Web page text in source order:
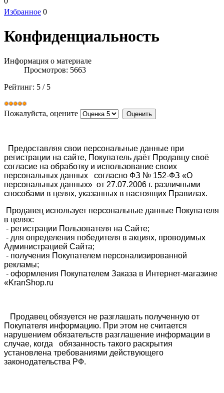
Избранное 0
Конфиденциальность
Информация о материале
Просмотров: 5663
Рейтинг: 5 / 5
Пожалуйста, оцените
Предоставляя свои персональные данные при
регистрации на сайте, Покупатель даёт Продавцу своё
согласие на обработку и использование своих
персональных данных согласно ФЗ № 152-ФЗ «О
персональных данных» от 27.07.2006 г. различными
способами в целях, указанных в настоящих Правилах.
Продавец использует персональные данные Покупателя
в целях:
- регистрации Пользователя на Сайте;
- для определения победителя в акциях, проводимых
Администрацией Сайта;
- получения Покупателем персонализированной
рекламы;
- оформления Покупателем Заказа в Интернет-магазине
«KranShop.ru
Продавец обязуется не разглашать полученную от
Покупателя информацию. При этом не считается
нарушением обязательств разглашение информации в
случае, когда обязанность такого раскрытия
установлена требованиями действующего
законодательства РФ.